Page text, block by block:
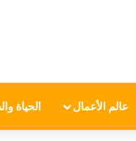
عالم الأعمال الحياة